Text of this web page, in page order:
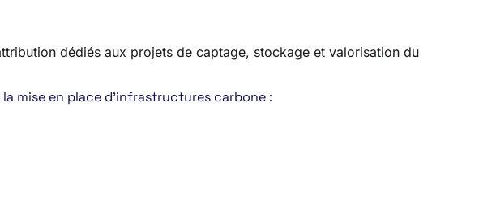
dédiés aux projets de captage, stockage et valorisation du
mise en place d’infrastructures carbone :